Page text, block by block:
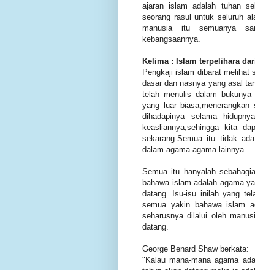
ajaran islam adalah tuhan
seorang rasul untuk seluruh
manusia itu semuanya
kebangsaannya.
Kelima : Islam terpelihara
Pengkaji islam dibarat melihat
dasar dan nasnya yang asal
telah menulis dalam bukunya
yang luar
dihadapinya selama
keasliannya,sehingga kita
sekarang.Semua itu tidak
dalam agama-agama lainnya.
Semua itu hanyalah
bahawa islam adalah agama
datang. Isu-isu inilah yang
semua yakin bahawa islam
seharusnya dilalui oleh
datang.
George Benard Shaw berkata:
"Kalau mana-mana agama